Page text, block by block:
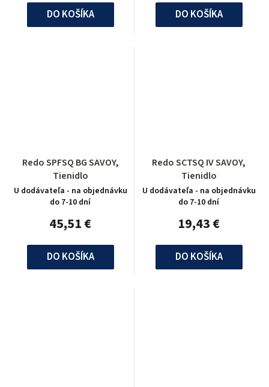
DO KOŠÍKA DO KOŠÍKA
Redo SPFSQ BG SAVOY,
Tienidlo
U dodávateľa - na objednávku
do 7-10 dní
45,51 €
DO KOŠÍKA
Redo SCTSQ IV SAVOY,
Tienidlo
U dodávateľa - na objednávku
do 7-10 dní
19,43 €
DO KOŠÍKA